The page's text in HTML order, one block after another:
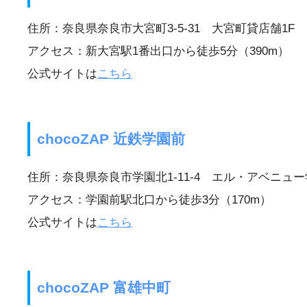
住所：奈良県奈良市大宮町3-5-31 大宮町貸店舗1F
アクセス：新大宮駅1番出口から徒歩5分（390m）
公式サイトはこちら
chocoZAP 近鉄学園前
住所：奈良県奈良市学園北1-11-4 エル・アベニュー
アクセス：学園前駅北口から徒歩3分（170m）
公式サイトはこちら
chocoZAP 富雄中町